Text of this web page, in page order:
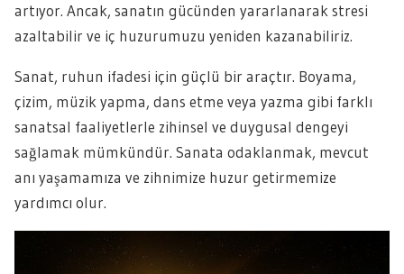
artıyor. Ancak, sanatın gücünden yararlanarak stresi
azaltabilir ve iç huzurumuzu yeniden kazanabiliriz.
Sanat, ruhun ifadesi için güçlü bir araçtır. Boyama,
çizim, müzik yapma, dans etme veya yazma gibi farklı
sanatsal faaliyetlerle zihinsel ve duygusal dengeyi
sağlamak mümkündür. Sanata odaklanmak, mevcut
anı yaşamamıza ve zihnimize huzur getirmemize
yardımcı olur.